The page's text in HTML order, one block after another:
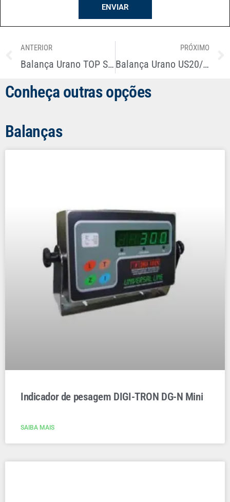
ENVIAR
ANTERIOR
Balança Urano TOP STANDARD C/BAT – 30kg X 2g
PRÓXIMO
Balança Urano US20/2 POPZ – 20kg X 2g
Conheça outras opções
Balanças
Indicador de pesagem DIGI-TRON DG-N Mini
SAIBA MAIS